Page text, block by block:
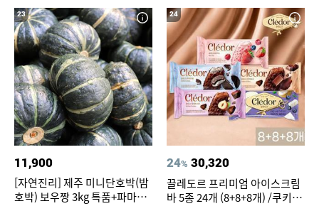
23
11,900
[자연진리] 제주 미니단호박(밤
호박) 보우짱 3kg 특품+파마산
24
24% 30,320
끌레도르 프리미엄 아이스크림
바 5종 24개 (8+8+8개) /쿠키앤